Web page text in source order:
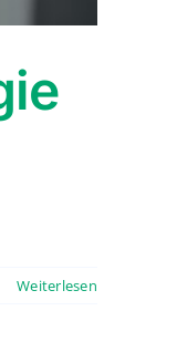
Weiterlesen